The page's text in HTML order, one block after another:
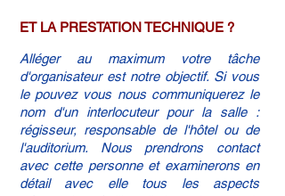
ET LA PRESTATION TECHNIQUE ?
Alléger au maximum votre tâche
d'organisateur est notre objectif. Si vous
le pouvez vous nous communiquerez le
nom d'un interlocuteur pour la salle :
régisseur, responsable de l'hôtel ou de
l'auditorium. Nous prendrons contact
avec cette personne et examinerons en
détail avec elle tous les aspects